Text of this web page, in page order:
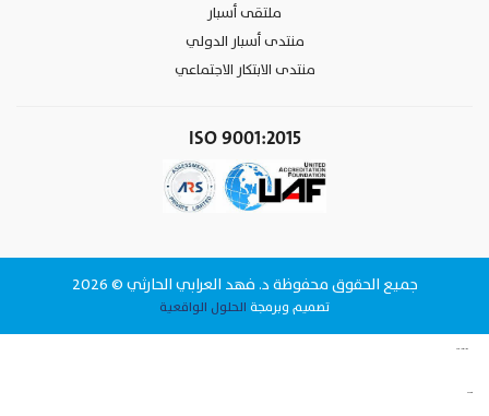
ملتقى أسبار
منتدى أسبار الدولي
منتدى الابتكار الاجتماعي
ISO 9001:2015
جميع الحقوق محفوظة د. فهد العرابي الحارثي © 2026
تصميم وبرمجة الحلول الواقعية
www.datattime4it.com
www.rs4it.sa